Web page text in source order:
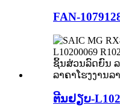
FAN-
ຕີນຢຽບ-